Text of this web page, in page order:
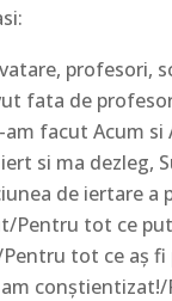
profesori,
fata de
facut Acum
si ma dezleg,
de iertare
Pentru tot ce
tot ce aş